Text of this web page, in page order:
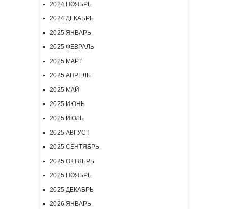
2024 НОЯБРЬ
2024 ДЕКАБРЬ
2025 ЯНВАРЬ
2025 ФЕВРАЛЬ
2025 МАРТ
2025 АПРЕЛЬ
2025 МАЙ
2025 ИЮНЬ
2025 ИЮЛЬ
2025 АВГУСТ
2025 СЕНТЯБРЬ
2025 ОКТЯБРЬ
2025 НОЯБРЬ
2025 ДЕКАБРЬ
2026 ЯНВАРЬ